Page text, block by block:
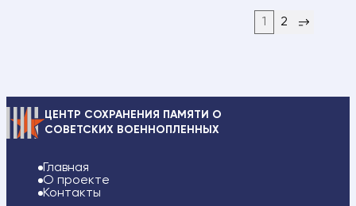
1 2
ЦЕНТР СОХРАНЕНИЯ ПАМЯТИ О
СОВЕТСКИХ ВОЕННОПЛЕННЫХ
Главная
О проекте
Контакты